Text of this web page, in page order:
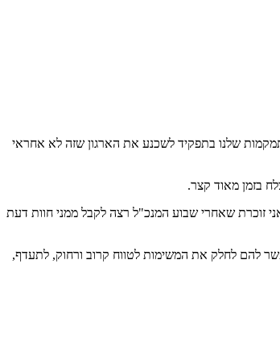
המיצוב וההתמקמות שלנו בתפקיד לשכנע את הארגון שזה לא אחראי
בזמן מאוד קצר.
90 יום מהמנכ"ל והתפשרנו על 45. גם לי היה קשה לעמוד בלחץ. אני זוכרת שאחרי שבוע המנכ"ל רצה לקבל ממני חוות דעת
להם לחלק את המשימות לטווח קרוב ורחוק, לתעדף,